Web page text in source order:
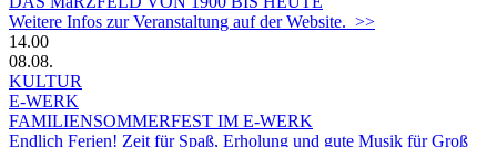
Weitere Infos zur Veranstaltung auf der Website. >>
14.00
08.08.
KULTUR
E-WERK
FAMILIENSOMMERFEST IM E-WERK
Endlich Ferien! Zeit für Spaß, Erholung und gute Musik für Groß